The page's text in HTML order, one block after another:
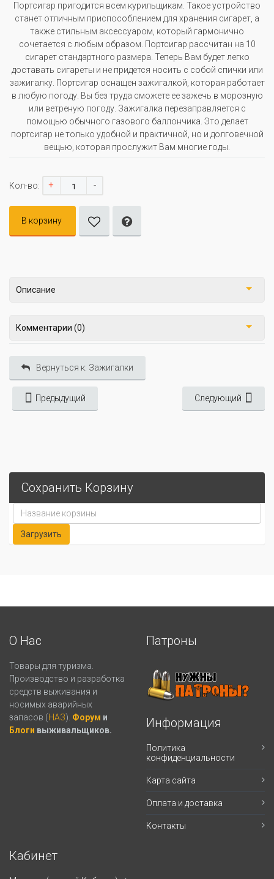
Портсигар пригодится всем курильщикам. Такое устройство
станет отличным приспособлением для хранения сигарет, а
также стильным аксессуаром, который гармонично
сочетается с любым образом. Портсигар рассчитан на 10
сигарет стандартного размера. Теперь Вам будет легко
доставать сигареты и не придется носить с собой спички или
зажигалку. Портсигар оснащен зажигалкой, которая работает
в любую погоду. Вы без труда сможете ее зажечь в морозную
или ветреную погоду. Зажигалка перезаправляется с
помощью обычного газового баллончика. Это делает
портсигар не только удобной и практичной, но и долговечной
вещью, которая прослужит Вам многие годы.
Кол-во: + -
В корзину
Описание
Комментарии (0)
Вернуться к: Зажигалки
Предыдущий Следующий
Сохранить Корзину
О Нас
Товары для туризма.
Производство и разработка
средств выживания и
носимых аварийных
запасов (НАЗ). Форум и
Блоги выживальщиков.
Патроны
Информация
Политика
конфиденциальности
Карта сайта
Оплата и доставка
Контакты
Кабинет